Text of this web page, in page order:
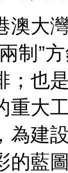
澳大
制”
；也
重大
為建
的藍